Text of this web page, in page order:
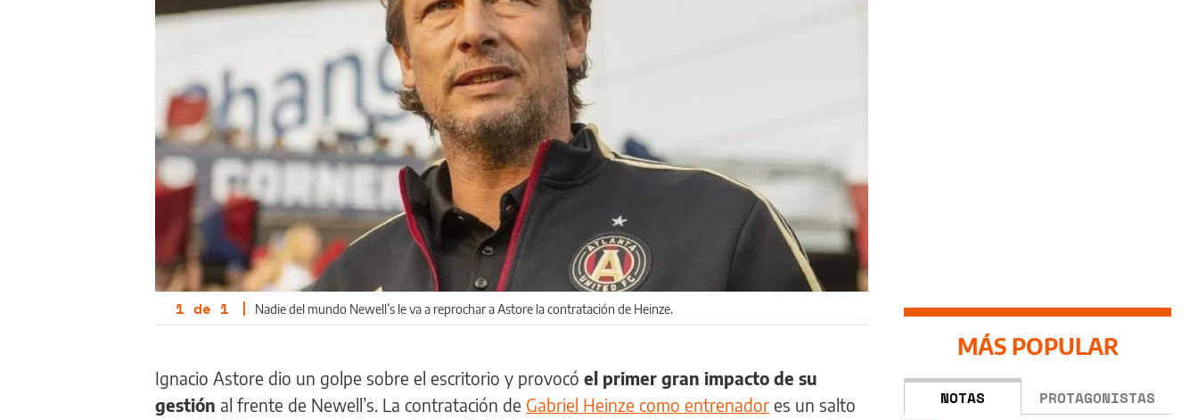
1 de 1 | Nadie del mundo Newell’s le va a reprochar a Astore la contratación de Heinze.
Ignacio Astore dio un golpe sobre el escritorio y provocó el primer gran impacto de su
gestión al frente de Newell’s. La contratación de Gabriel Heinze como entrenador es un salto
MÁS POPULAR
NOTAS PROTAGONISTAS